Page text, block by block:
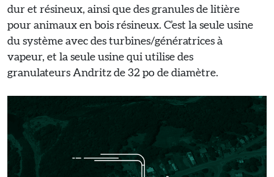
dur et résineux, ainsi que des granules de litière
pour animaux en bois résineux. C’est la seule usine
du système avec des turbines/génératrices à
vapeur, et la seule usine qui utilise des
granulateurs Andritz de 32 po de diamètre.